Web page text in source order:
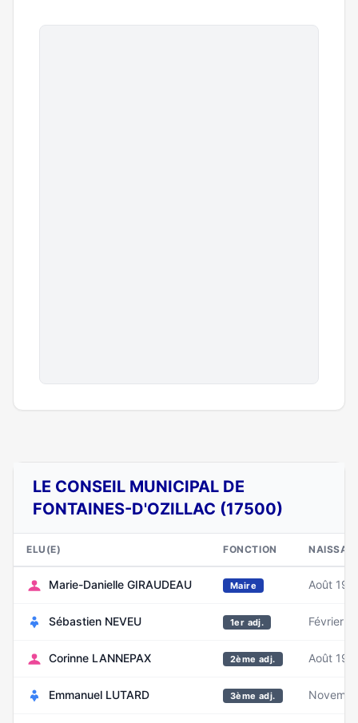
LE CONSEIL MUNICIPAL DE
FONTAINES-D'OZILLAC (17500)
ELU(E) FONCTION
Marie-Danielle GIRAUDEAU Maire Août
Sébastien NEVEU 1er adj. Février
Corinne LANNEPAX 2ème adj. Août
Emmanuel LUTARD 3ème adj.